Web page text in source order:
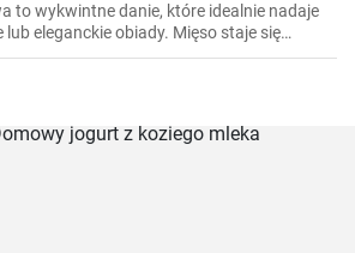
to wykwintne danie, które idealnie nadaje
lub eleganckie obiady. Mięso staje się
pieczeniu, a aromatyczny sos